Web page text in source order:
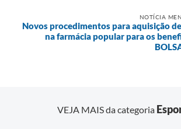
NOTÍCIA
Novos procedimentos para aquisição
na farmácia popular para os
VEJA MAIS da categoria